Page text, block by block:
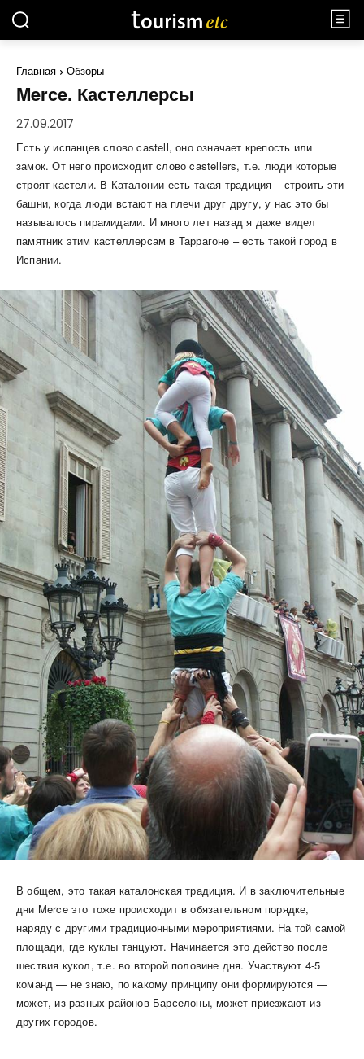
Главная Обзоры
Merce. Кастеллерсы
27.09.2017
Есть у испанцев слово castell, оно означает крепость или
замок. От него происходит слово castellers, т.е. люди которые
строят кастели. В Каталонии есть такая традиция – строить эти
башни, когда люди встают на плечи друг другу, у нас это бы
называлось пирамидами. И много лет назад я даже видел
памятник этим кастеллерсам в Таррагоне – есть такой город в
Испании.
В общем, это такая каталонская традиция. И в заключительные
дни Merce это тоже происходит в обязательном порядке,
наряду с другими традиционными мероприятиями. На той самой
площади, где куклы танцуют. Начинается это действо после
шествия кукол, т.е. во второй половине дня. Участвуют 4-5
команд — не знаю, по какому принципу они формируются —
может, из разных районов Барселоны, может приезжают из
других городов.